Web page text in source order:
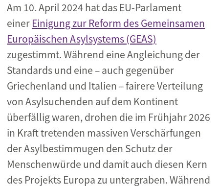
Am 10. April 2024 hat das EU-Parlament
einer Einigung zur Reform des Gemeinsamen
Europäischen Asylsystems (GEAS)
zugestimmt. Während eine Angleichung der
Standards und eine – auch gegenüber
Griechenland und Italien – fairere Verteilung
von Asylsuchenden auf dem Kontinent
überfällig waren, drohen die im Frühjahr 2026
in Kraft tretenden massiven Verschärfungen
der Asylbestimmugen den Schutz der
Menschenwürde und damit auch diesen Kern
des Projekts Europa zu untergraben. Während